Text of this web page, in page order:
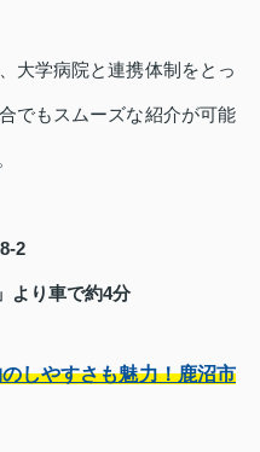
大学病院と連携体制をとっ
でもスムーズな紹介が可能
2
より車で約4分
しやすさも魅力！鹿沼市